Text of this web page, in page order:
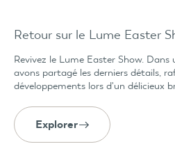
Retour sur le Lume Easter
Revivez le Lume Easter Show.
avons partagé les derniers détails,
développements lors d'un délicieux
Explorer